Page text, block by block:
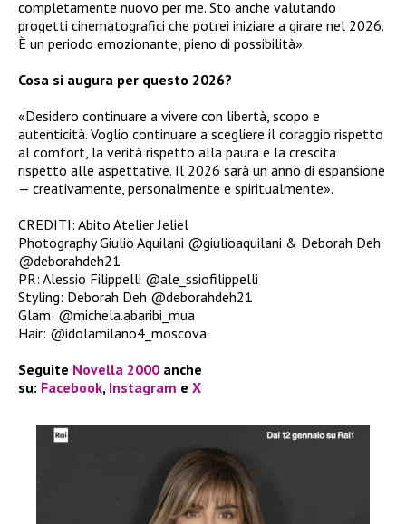
completamente nuovo per me. Sto anche valutando
progetti cinematografici che potrei iniziare a girare nel 2026.
È un periodo emozionante, pieno di possibilità».
Cosa si augura per questo 2026?
«Desidero continuare a vivere con libertà, scopo e
autenticità. Voglio continuare a scegliere il coraggio rispetto
al comfort, la verità rispetto alla paura e la crescita
rispetto alle aspettative. Il 2026 sarà un anno di espansione
— creativamente, personalmente e spiritualmente».
CREDITI: Abito Atelier Jeliel
Photography Giulio Aquilani @giulioaquilani & Deborah Deh
@deborahdeh21
PR: Alessio Filippelli @ale_ssiofilippelli
Styling: Deborah Deh @deborahdeh21
Glam: @michela.abaribi_mua
Hair: @idolamilano4_moscova
Seguite Novella 2000 anche
su: Facebook, Instagram e X